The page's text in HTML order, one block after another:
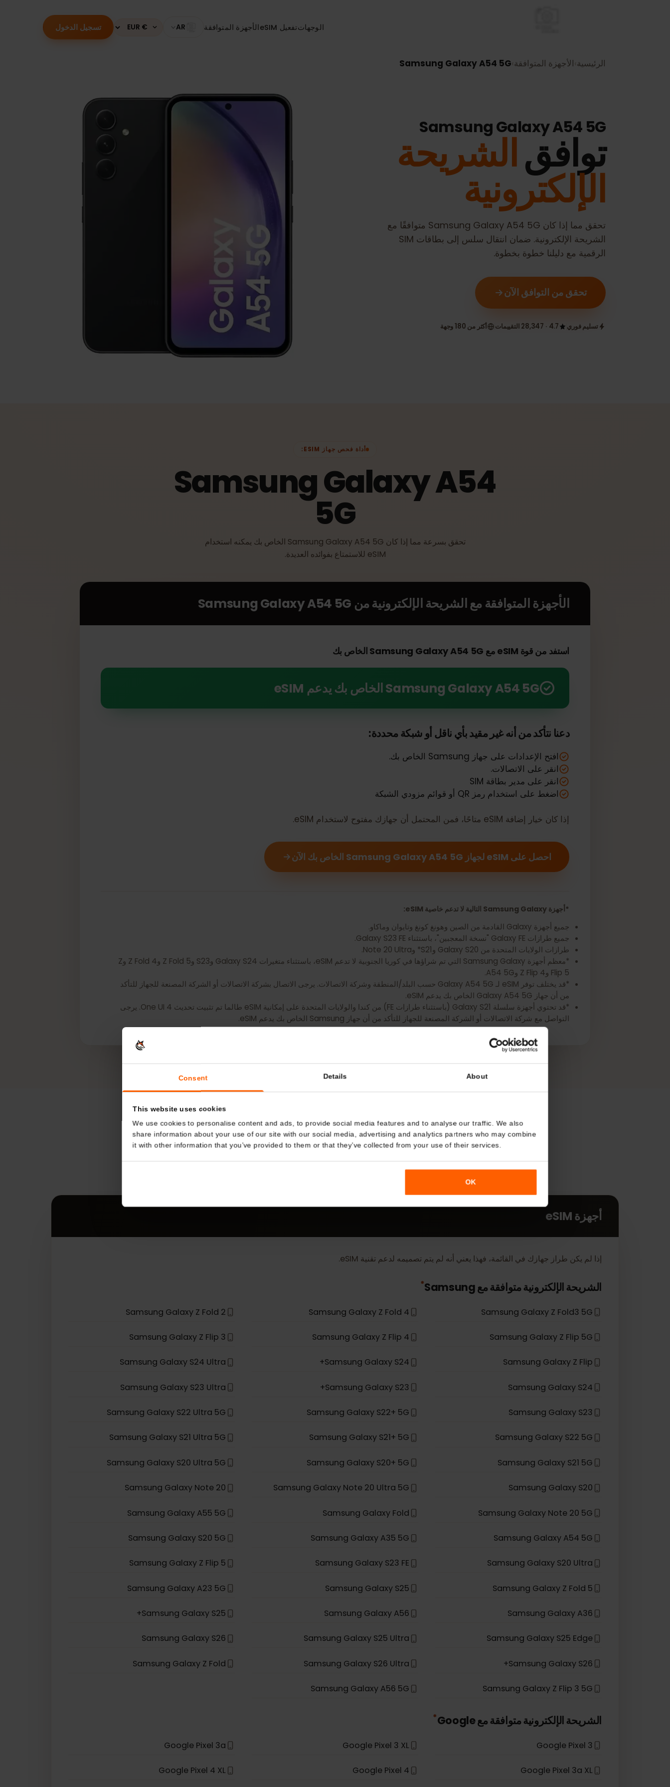
Consent Details About
We use cookies to personalise content and ads, to provide social media features and to analyse our traffic. We also
share information about your use of our site with our social media, advertising and analytics partners who may combine
it with other information that you’ve provided to them or that they’ve collected from your use of their services.
الوجهاتتفعيل eSIM الأجهزة المتوافقة تسجيل الدخول
الأجهزة المتوافقة›
Samsung Galaxy A54 5G
Samsung Galaxy A54 5G
توافقالشريحة
الإلكترونية
تحقق مما إذا كانSamsung Galaxy A54 5G متوافقًا مع
تحقق من التوافق الآن
أداة فحص جهاز ESIM:
Samsung Galaxy A54
5G
eSIM للاستمتاع بفوائده العديدة.
استفد من قوة eSIM مع Samsung Galaxy A54 5G الخاص بك
Samsung Galaxy A54 5G الخاص بك يدعم eSIM
دعنا نتأكد من أنه غير مقيد بأي ناقل أو شبكة محددة:
افتح الإعدادات على جهاز Samsung الخاص بك.
انقر على مدير بطاقة SIM
إذا كان خيار إضافة eSIM متاحًا، فمن المحتمل أن جهازك مفتوح لاستخدام eSIM.
احصل على eSIM لجهاز Samsung Galaxy A54 5G الخاص بك الآن
جميع أجهزة Galaxy القادمة من الصين وهونغ كونغ وتايوان وماكاو.
جميع طرازات Galaxy FE "نسخة المعجبين"، باستثناء Galaxy S23 FE.
طرازات الولايات المتحدة من Galaxy S20 وS21* وNote 20 Ultra.
*معظم أجهزة Samsung Galaxy التي تم شراؤها في كوريا الجنوبية لا تدعم eSIM، باستثناء متغيرات Galaxy S24 وS23 وZ Fold 5 وZ Fold 4 وZ
التواصل مع شركة الاتصالات أو الشركة المصنعة للجهاز للتأكد من أن جهاز Samsung الخاص بك يدعم eSIM.
أجهزة eSIM
الشريحة الإلكترونية متوافقة مع
Samsung Galaxy Z Fold3 5G
Samsung Galaxy Z Fold 4
Samsung Galaxy Z Fold 2
Samsung Galaxy Z Flip 5G
Samsung Galaxy Z Flip 4
Samsung Galaxy Z Flip 3
Samsung Galaxy Z Flip
Samsung Galaxy S24+
Samsung Galaxy S24 Ultra
Samsung Galaxy S24
Samsung Galaxy S23+
Samsung Galaxy S23 Ultra
Samsung Galaxy S23
Samsung Galaxy S22+ 5G
Samsung Galaxy S22 Ultra 5G
Samsung Galaxy S22 5G
Samsung Galaxy S21+ 5G
Samsung Galaxy S21 Ultra 5G
Samsung Galaxy S21 5G
Samsung Galaxy S20+ 5G
Samsung Galaxy S20 Ultra 5G
Samsung Galaxy S20
Samsung Galaxy Note 20 Ultra 5G
Samsung Galaxy Note 20
Samsung Galaxy Note 20 5G
Samsung Galaxy Fold
Samsung Galaxy A55 5G
Samsung Galaxy A54 5G
Samsung Galaxy A35 5G
Samsung Galaxy S20 5G
Samsung Galaxy S20 Ultra
Samsung Galaxy S23 FE
Samsung Galaxy Z Flip 5
Samsung Galaxy Z Fold 5
Samsung Galaxy S25
Samsung Galaxy A23 5G
Samsung Galaxy S25 Edge
Samsung Galaxy S26+
Samsung Galaxy S26 Ultra
Samsung Galaxy Z Fold
Samsung Galaxy Z Flip 3 5G
Samsung Galaxy A56 5G